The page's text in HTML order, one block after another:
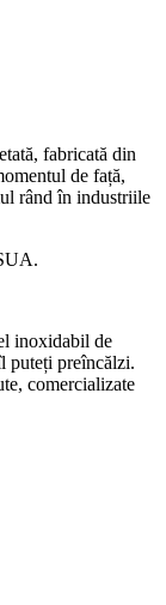
fabricată din
de față,
rând în industriile
inoxidabil de
puteți preîncălzi.
comercializate